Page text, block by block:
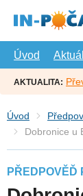
hlavní
Úvod
AKTUALITA:
Úvod
Dobronice u
PŘEDPOVĚĎ